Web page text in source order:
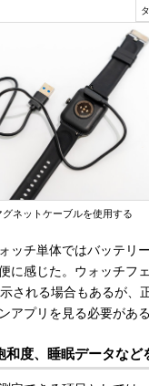
ネットケーブルを使用する
ッチ単体ではバッテリ
に感じた。ウォッチフ
される場合もあるが、
アプリを見る必要がある
和度、睡眠データなど